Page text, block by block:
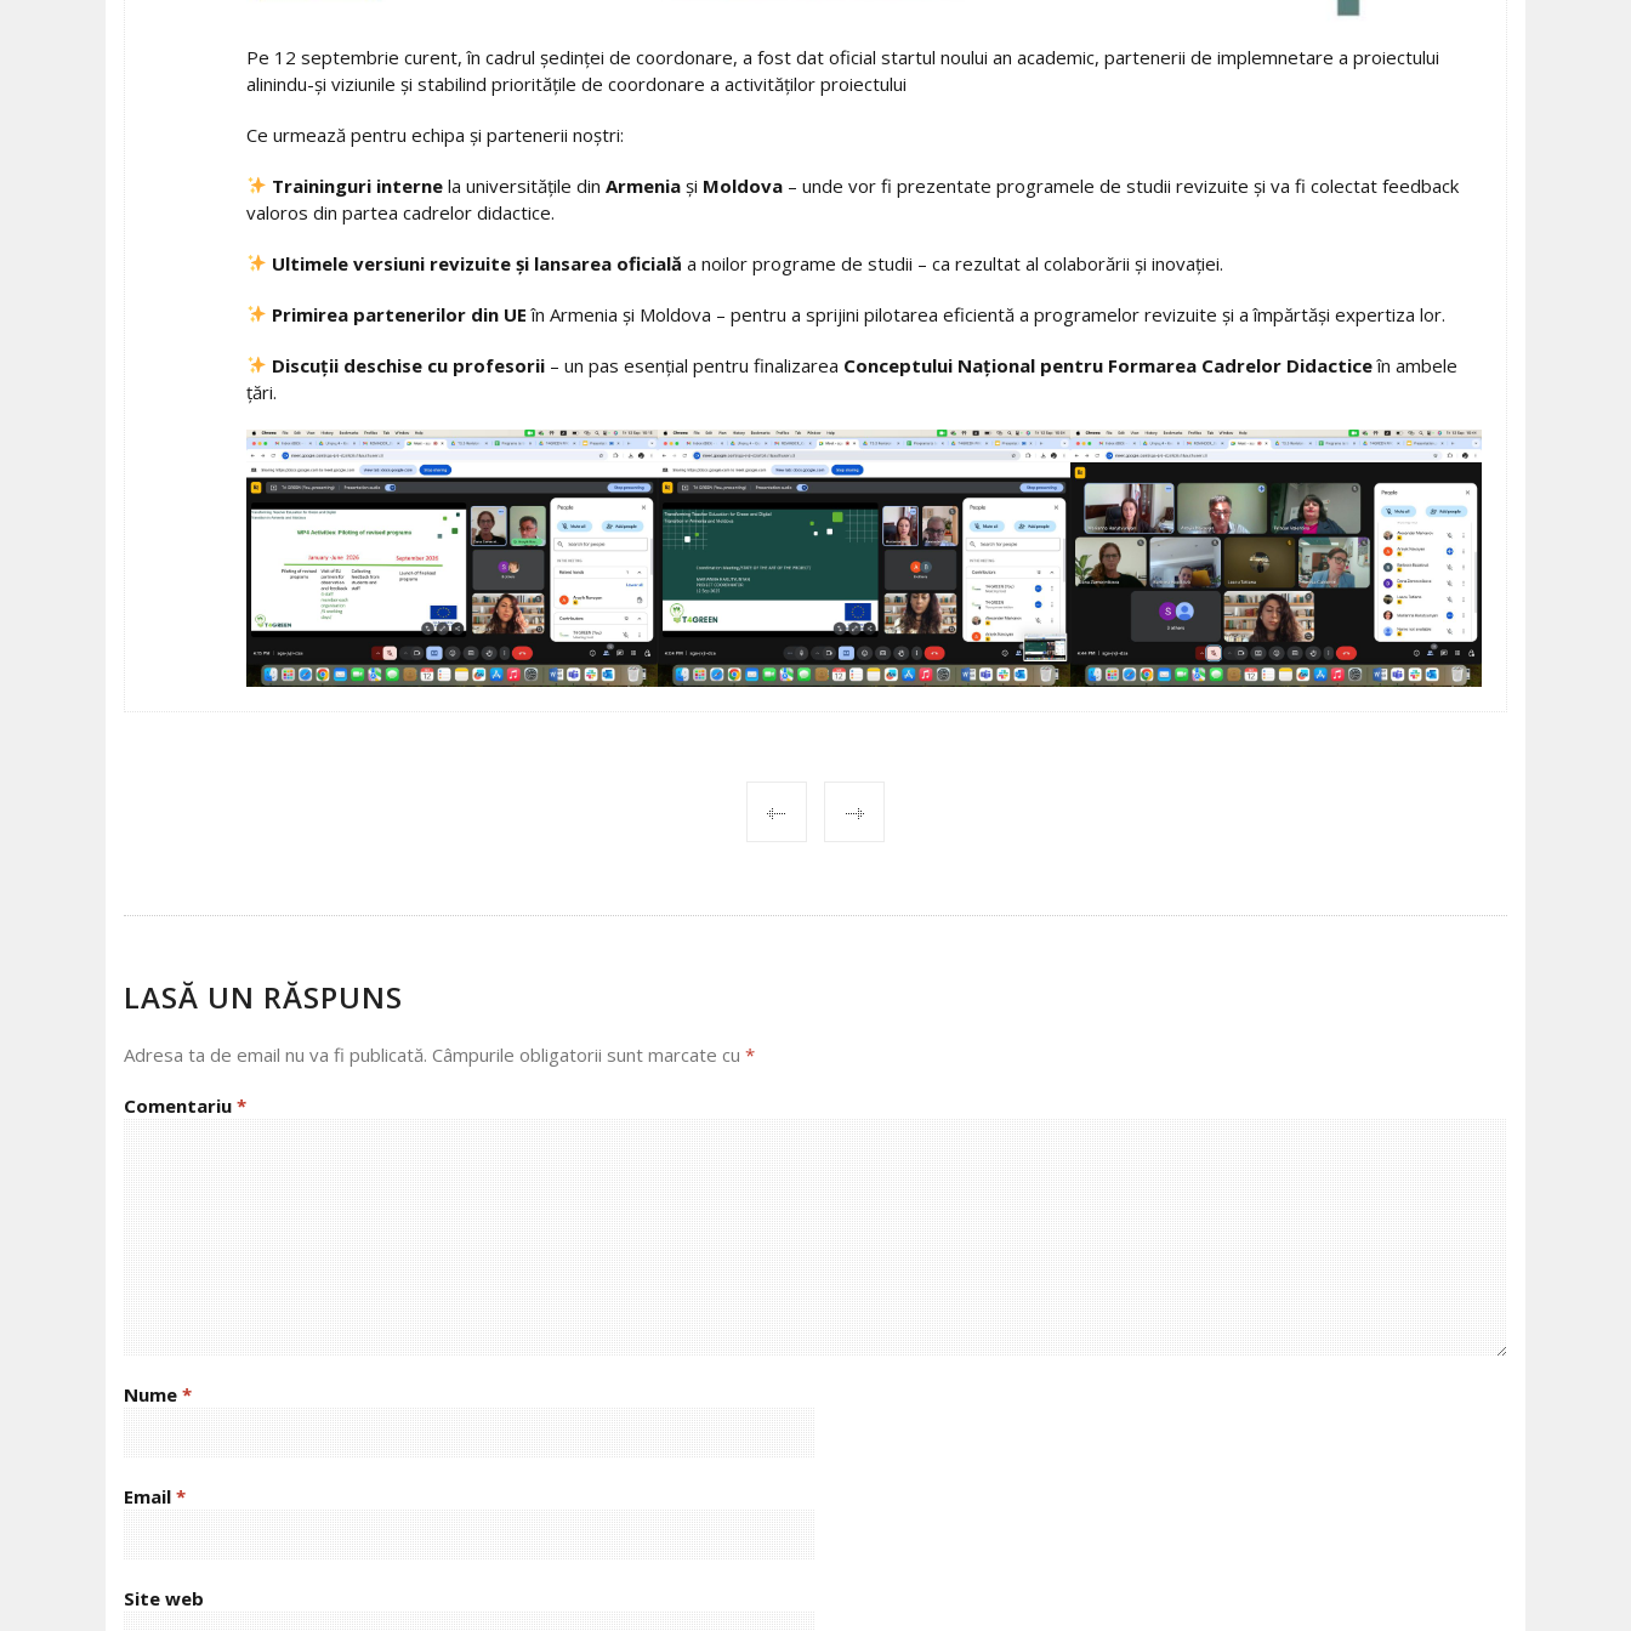
Pe 12 septembrie curent, în cadrul ședinței de coordonare, a fost dat oficial startul noului an academic, partenerii de implemnetare a proiectului
alinindu-și viziunile și stabilind prioritățile de coordonare a activităților proiectului
Ce urmează pentru echipa și partenerii noștri:
Traininguri interne la universitățile dinArmenia și Moldova – unde vor fi prezentate programele de studii revizuite și va fi colectat feedback
valoros din partea cadrelor didactice.
Ultimele versiuni revizuite și lansarea oficială a noilor programe de studii – ca rezultat al colaborării și inovației.
Primirea partenerilor din UE în Armenia și Moldova – pentru a sprijini pilotarea eficientă a programelor revizuite și a împărtăși expertiza lor.
Discuții deschise cu profesorii – un pas esențial pentru finalizarea Conceptului Național pentru Formarea Cadrelor Didacticeîn ambele
țări.
NAVIGATION
LASĂ UN RĂSPUNS
Adresa ta de email nu va fi publicată. Câmpurile obligatorii sunt marcate cu *
Comentariu *
Nume *
Email *
Site web